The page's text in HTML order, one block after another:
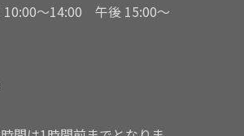
〜14:00 午後 15:00〜